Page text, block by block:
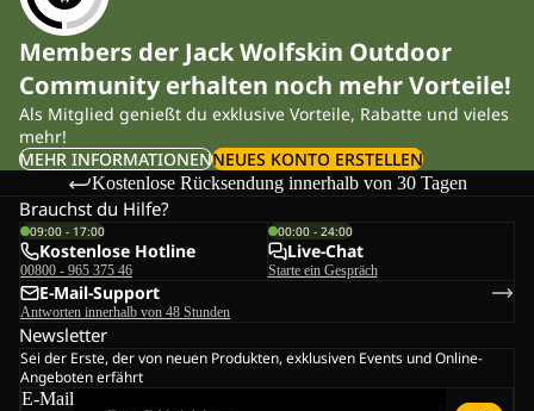
Members der Jack Wolfskin Outdoor
Community erhalten noch mehr Vorteile!
Als Mitglied genießt du exklusive Vorteile, Rabatte und vieles
mehr!
MEHR INFORMATIONENNEUES KONTO ERSTELLEN
Kostenlose Rücksendung innerhalb von 30 Tagen
Brauchst du Hilfe?
09:00 - 17:00
Kostenlose Hotline
00800 - 965 375 46
00:00 - 24:00
Live-Chat
Starte ein Gespräch
E-Mail-Support
Antworten innerhalb von 48 Stunden
Newsletter
Sei der Erste, der von neuen Produkten, exklusiven Events und Online-
Angeboten erfährt
E-Mail